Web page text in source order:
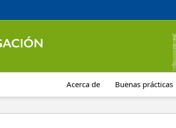
Acerca de Buenas prácticas